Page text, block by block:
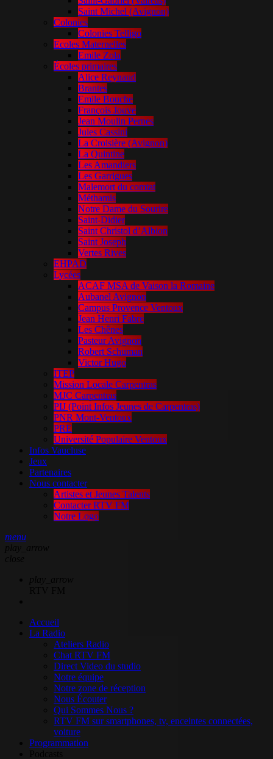
Saint Michel (Avignon)
Colonies
Colonies Telligo
Ecoles Maternelles
Emile Zola
Écoles primaires
Alice Reynaud
Brantes
Emile Bouche
François Jouve
Jean Moulin Pernes
Jules Cassini
La Croisière (Avignon)
La Quintine
Les Amandiers
Les Garrigues
Malemort du comtat
Méthamis
Notre Dame du Sourire
Saint-Didier
Saint Christol d’Albion
Saint Joseph
Vertes Rives
EHPAD
Lycées
ACAF MSA de Vaison la Romaine
Aubanel Avignon
Campus Provence Ventoux
Jean Henri Fabre
Les Chênes
Pasteur Avignon
Robert Schuman
Victor Hugo
ITEP
Mission Locale Carpentras
MJC Carpentras
PIJ (Point Infos Jeunes de Carpentras)
PNR Mont-Ventoux
PRE
Université Populaire Ventoux
Infos Vaucluse
Jeux
Partenaires
Nous contacter
Artistes et Jeunes Talents
Contacter RTV FM
Notre Logo
menu
Accueil
La Radio
Ateliers Radio
Chat RTV FM
Direct Video du studio
Notre équipe
Notre zone de réception
Nous Écouter
Qui Sommes Nous ?
RTV FM sur smartphones, tv, enceintes connectées,
voiture
Programmation